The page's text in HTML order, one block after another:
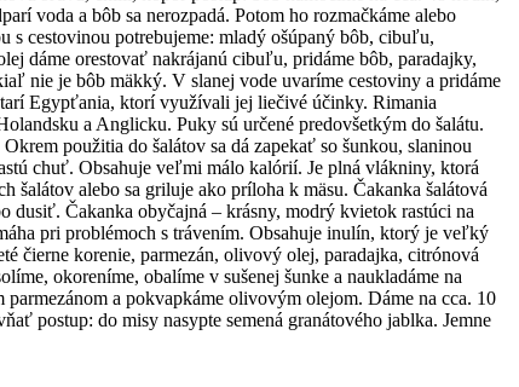
voda a bôb sa nerozpadá. Potom ho rozmačkáme alebo
cestovinou potrebujeme: mladý ošúpaný bôb, cibuľu,
dáme orestovať nakrájanú cibuľu, pridáme bôb, paradajky,
nie je bôb mäkký. V slanej vode uvaríme cestoviny a pridáme
Egypťania, ktorí využívali jej liečivé účinky. Rimania
a Anglicku. Puky sú určené predovšetkým do šalátu.
použitia do šalátov sa dá zapekať so šunkou, slaninou
chuť. Obsahuje veľmi málo kalórií. Je plná vlákniny, ktorá
šalátov alebo sa griluje ako príloha k mäsu. Čakanka šalátová
dusiť. Čakanka obyčajná – krásny, modrý kvietok rastúci na
pri problémoch s trávením. Obsahuje inulín, ktorý je veľký
čierne korenie, parmezán, olivový olej, paradajka, citrónová
okoreníme, obalíme v sušenej šunke a naukladáme na
a pokvapkáme olivovým olejom. Dáme na cca. 10
postup: do misy nasypte semená granátového jablka. Jemne